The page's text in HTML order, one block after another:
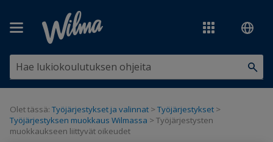
Olet tässä: Työjärjestykset ja valinnat >Työjärjestykset >
Työjärjestyksen muokkaus Wilmassa >Työjärjestysten
muokkaukseen liittyvät oikeudet